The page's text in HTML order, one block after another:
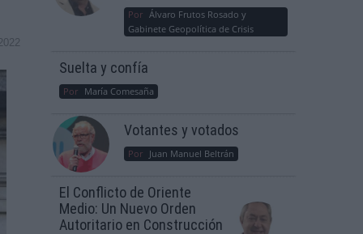
Por Álvaro Frutos Rosado y
Gabinete Geopolítica de Crisis
Suelta y confía
Por María Comesaña
Votantes y votados
Por Juan Manuel Beltrán
El Conflicto de Oriente
Medio: Un Nuevo Orden
Autoritario en Construcción